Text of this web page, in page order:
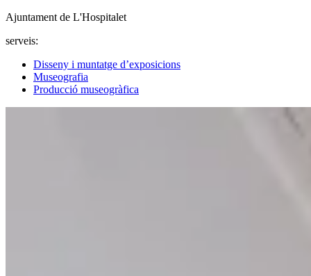
Ajuntament de L'Hospitalet
serveis:
Disseny i muntatge d’exposicions
Museografia
Producció museogràfica